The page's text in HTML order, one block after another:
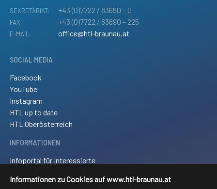
Informationen zu Cookies auf www.htl-braunau.at
SEKRETARIAT: +43 (0)7722 / 83690 – 0
FAX: +43 (0)7722 / 83690 – 225
E-MAIL: office@htl-braunau.at
SOCIAL MEDIA
Facebook
YouTube
Instagram
HTL up to date
HTL Oberösterreich
INFORMATIONEN
Infoportal für Interessierte
Downloads